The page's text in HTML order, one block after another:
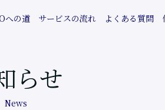
への道 サービスの流れ よくある質問
らせ
News